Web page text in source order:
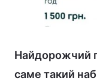
Найдорожчий
саме такий